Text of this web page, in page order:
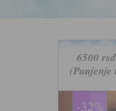
6500
-32%